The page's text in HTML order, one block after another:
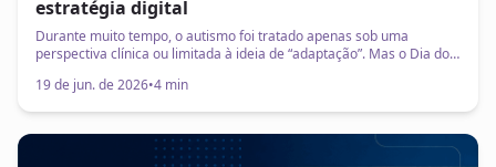
estratégia digital
Durante muito tempo, o autismo foi tratado apenas sob uma
perspectiva clínica ou limitada à ideia de “adaptação”. Mas o Dia do
importante nessa visão: pessoas autistas não precisam ser
19 de jun. de 2026•4 min